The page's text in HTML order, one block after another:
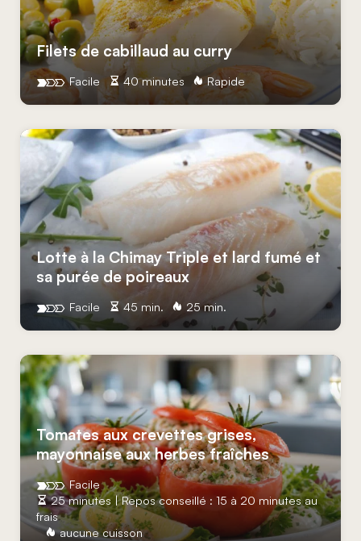
Filets de cabillaud au curry
40 minutes Rapide
Facile
Lotte à la Chimay Triple et lard fumé et
sa purée de poireaux
45 min. 25 min.
Facile
Tomates aux crevettes grises,
mayonnaise aux herbes fraîches
25 minutes | Repos conseillé : 15 à 20 minutes au
frais
aucune cuisson
Facile